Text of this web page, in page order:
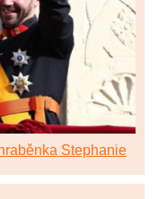
Stephanie